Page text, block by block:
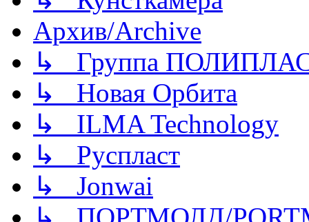
Архив/Archive
↳ Группа
↳ Новая Орбита
↳ ILMA Technology
↳ Руспласт
↳ Jonwai